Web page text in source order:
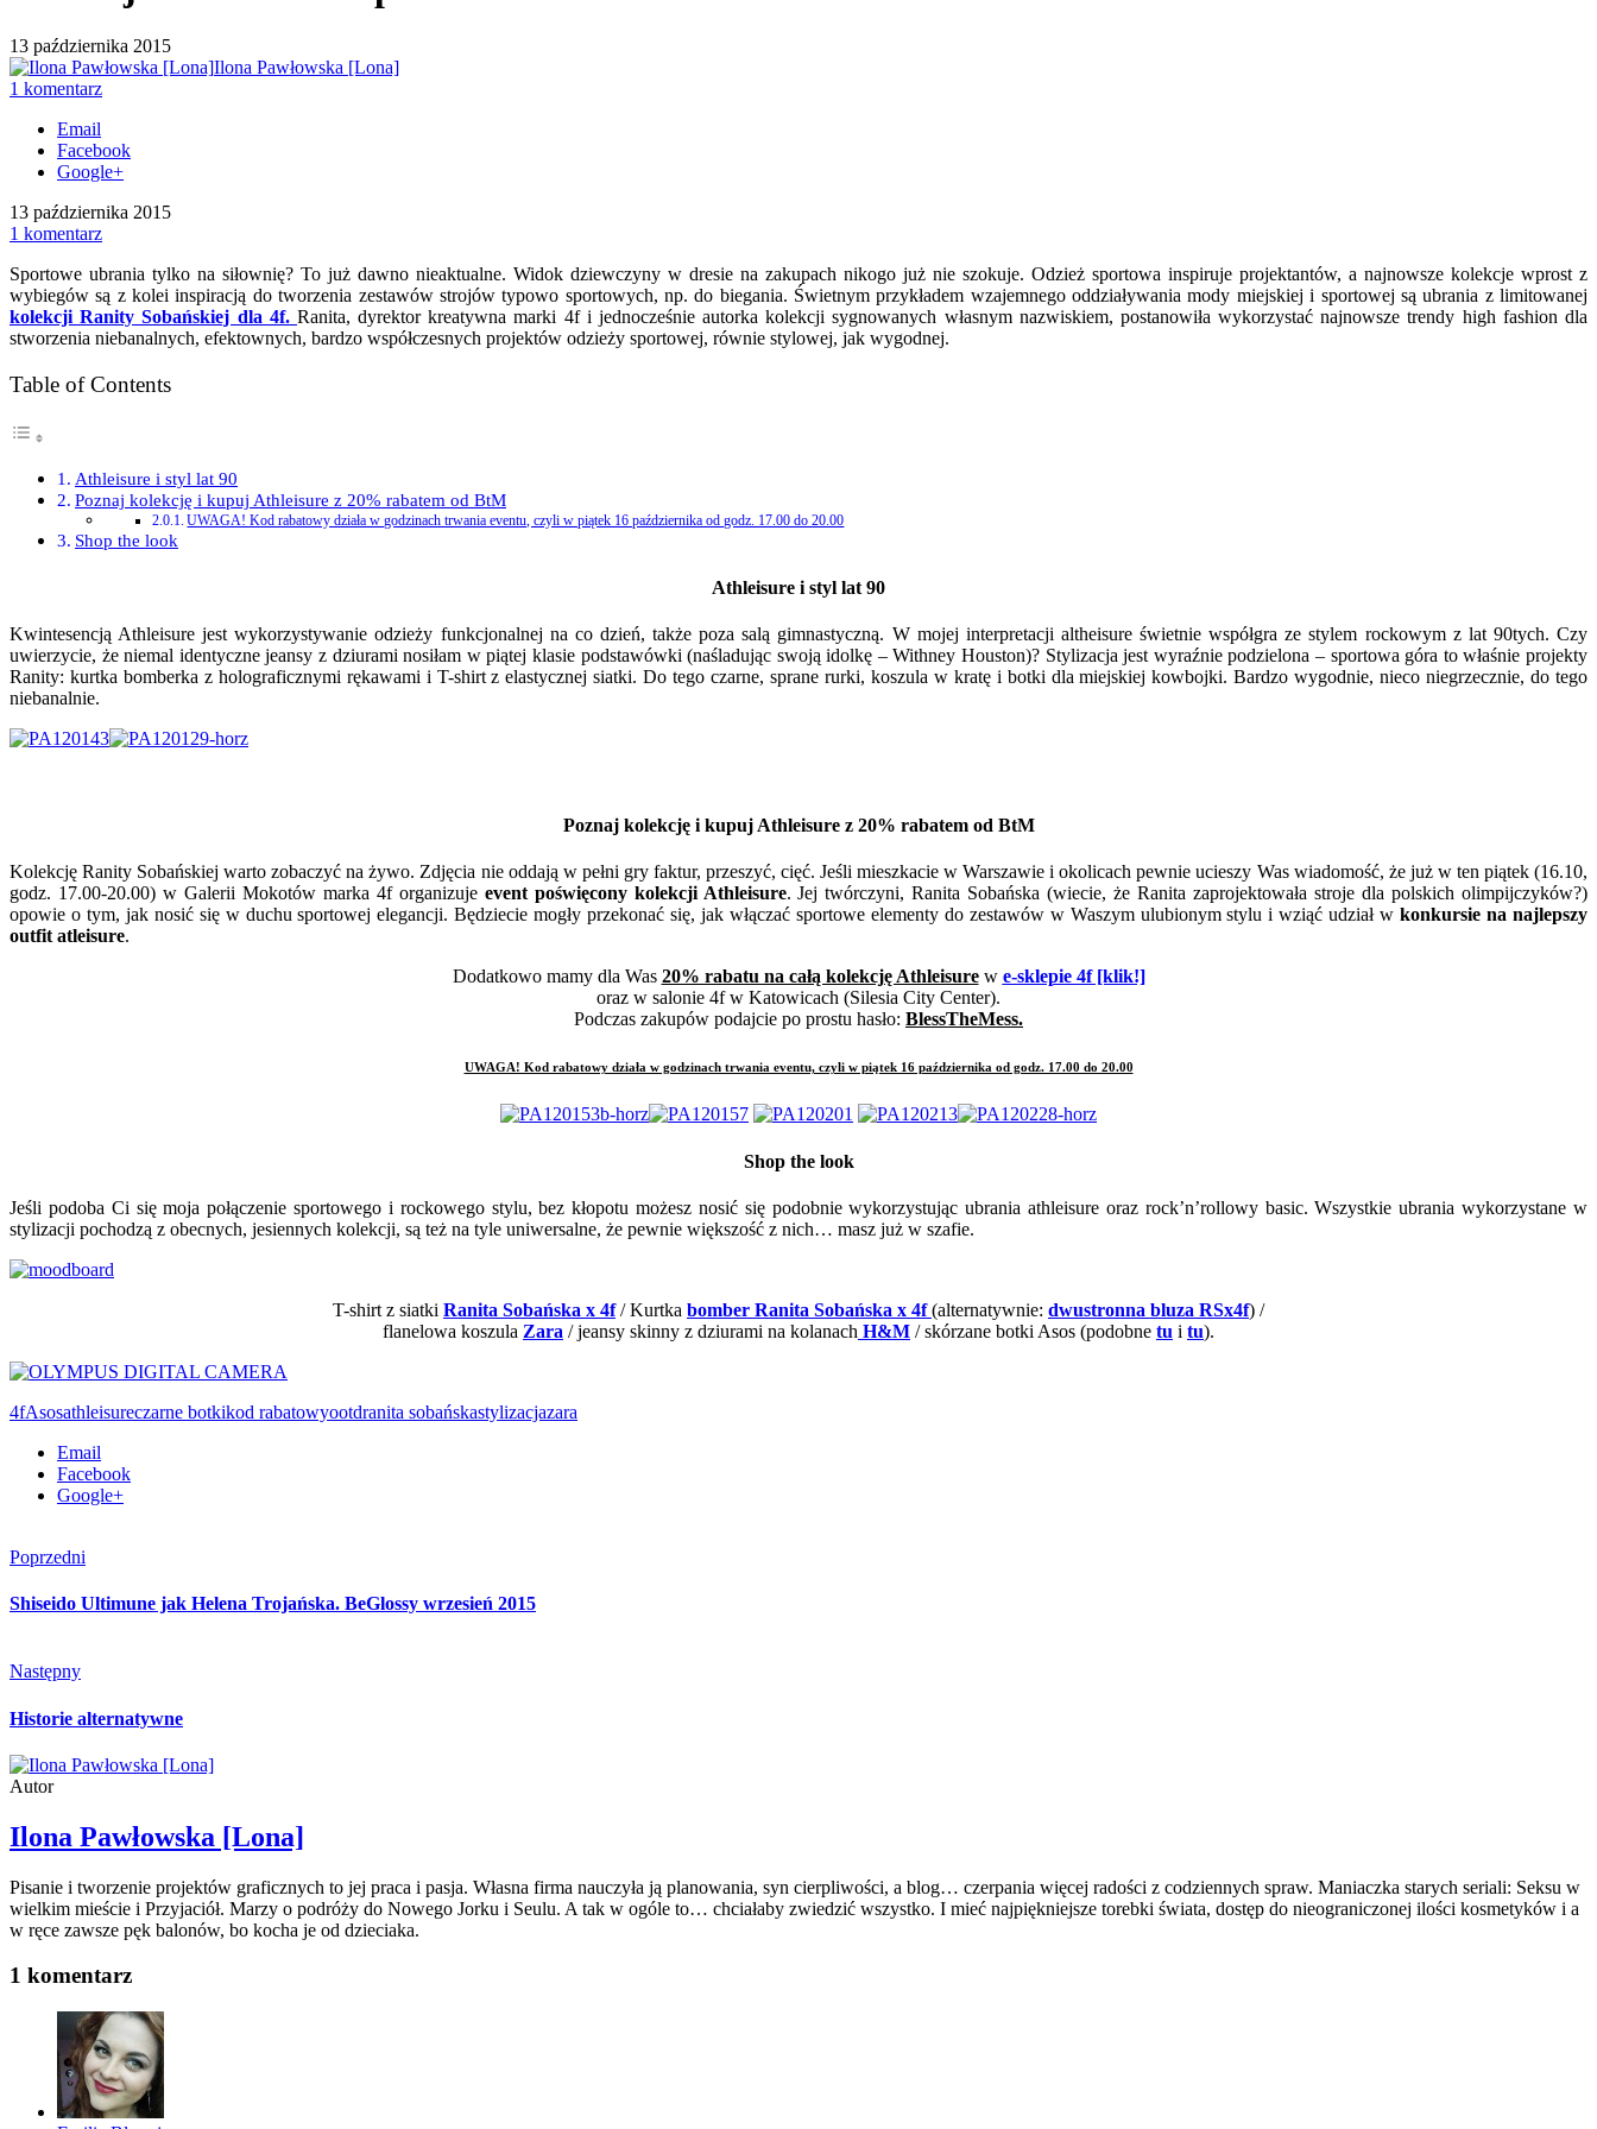
13 października 2015
Ilona Pawłowska [Lona]
1 komentarz
Email
Facebook
Google+
13 października 2015
1 komentarz
Sportowe ubrania tylko na siłownię? To już dawno nieaktualne. Widok dziewczyny w dresie na zakupach nikogo już nie szokuje. Odzież sportowa inspiruje projektantów, a najnowsze kolekcje wprost z
wybiegów są z kolei inspiracją do tworzenia zestawów strojów typowo sportowych, np. do biegania. Świetnym przykładem wzajemnego oddziaływania mody miejskiej i sportowej są ubrania z limitowanej
kolekcji Ranity Sobańskiej dla 4f. Ranita, dyrektor kreatywna marki 4f i jednocześnie autorka kolekcji sygnowanych własnym nazwiskiem, postanowiła wykorzystać najnowsze trendy high fashion dla
stworzenia niebanalnych, efektownych, bardzo współczesnych projektów odzieży sportowej, równie stylowej, jak wygodnej.
Table of Contents
Athleisure i styl lat 90
Poznaj kolekcję i kupuj Athleisure z 20% rabatem od BtM
UWAGA! Kod rabatowy działa w godzinach trwania eventu, czyli w piątek 16 października od godz. 17.00 do 20.00
Shop the look
Athleisure i styl lat 90
Kwintesencją Athleisure jest wykorzystywanie odzieży funkcjonalnej na co dzień, także poza salą gimnastyczną. W mojej interpretacji altheisure świetnie współgra ze stylem rockowym z lat 90tych. Czy
uwierzycie, że niemal identyczne jeansy z dziurami nosiłam w piątej klasie podstawówki (naśladując swoją idolkę – Withney Houston)? Stylizacja jest wyraźnie podzielona – sportowa góra to właśnie projekty
Ranity: kurtka bomberka z holograficznymi rękawami i T-shirt z elastycznej siatki. Do tego czarne, sprane rurki, koszula w kratę i botki dla miejskiej kowbojki. Bardzo wygodnie, nieco niegrzecznie, do tego
niebanalnie.
Poznaj kolekcję i kupuj Athleisure z 20% rabatem od BtM
Kolekcję Ranity Sobańskiej warto zobaczyć na żywo. Zdjęcia nie oddają w pełni gry faktur, przeszyć, cięć. Jeśli mieszkacie w Warszawie i okolicach pewnie ucieszy Was wiadomość, że już w ten piątek (16.10,
godz. 17.00-20.00) w Galerii Mokotów marka 4f organizuje event poświęcony kolekcji Athleisure. Jej twórczyni, Ranita Sobańska (wiecie, że Ranita zaprojektowała stroje dla polskich olimpijczyków?)
opowie o tym, jak nosić się w duchu sportowej elegancji. Będziecie mogły przekonać się, jak włączać sportowe elementy do zestawów w Waszym ulubionym stylu i wziąć udział wkonkursie na najlepszy
outfit atleisure.
Dodatkowo mamy dla Was 20% rabatu na całą kolekcję Athleisurew e-sklepie 4f [klik!]
oraz w salonie 4f w Katowicach (Silesia City Center).
Podczas zakupów podajcie po prostu hasło: BlessTheMess.
UWAGA! Kod rabatowy działa w godzinach trwania eventu, czyli w piątek 16 października od godz. 17.00 do 20.00
Shop the look
Jeśli podoba Ci się moja połączenie sportowego i rockowego stylu, bez kłopotu możesz nosić się podobnie wykorzystując ubrania athleisure oraz rock’n’rollowy basic. Wszystkie ubrania wykorzystane w
stylizacji pochodzą z obecnych, jesiennych kolekcji, są też na tyle uniwersalne, że pewnie większość z nich… masz już w szafie.
T-shirt z siatki Ranita Sobańska x 4f/ Kurtka bomber Ranita Sobańska x 4f (alternatywnie: dwustronna bluza RSx4f) /
flanelowa koszula Zara / jeansy skinny z dziurami na kolanach H&M / skórzane botki Asos (podobne tu i tu).
4fAsosathleisureczarne botkikod rabatowyootdranita sobańskastylizacjazara
Email
Facebook
Google+
Poprzedni
Shiseido Ultimune jak Helena Trojańska. BeGlossy wrzesień 2015
Następny
Historie alternatywne
Autor
Ilona Pawłowska [Lona]
Pisanie i tworzenie projektów graficznych to jej praca i pasja. Własna firma nauczyła ją planowania, syn cierpliwości, a blog… czerpania więcej radości z codziennych spraw. Maniaczka starych seriali: Seksu w
wielkim mieście i Przyjaciół. Marzy o podróży do Nowego Jorku i Seulu. A tak w ogóle to… chciałaby zwiedzić wszystko. I mieć najpiękniejsze torebki świata, dostęp do nieograniczonej ilości kosmetyków i a
w ręce zawsze pęk balonów, bo kocha je od dzieciaka.
1 komentarz